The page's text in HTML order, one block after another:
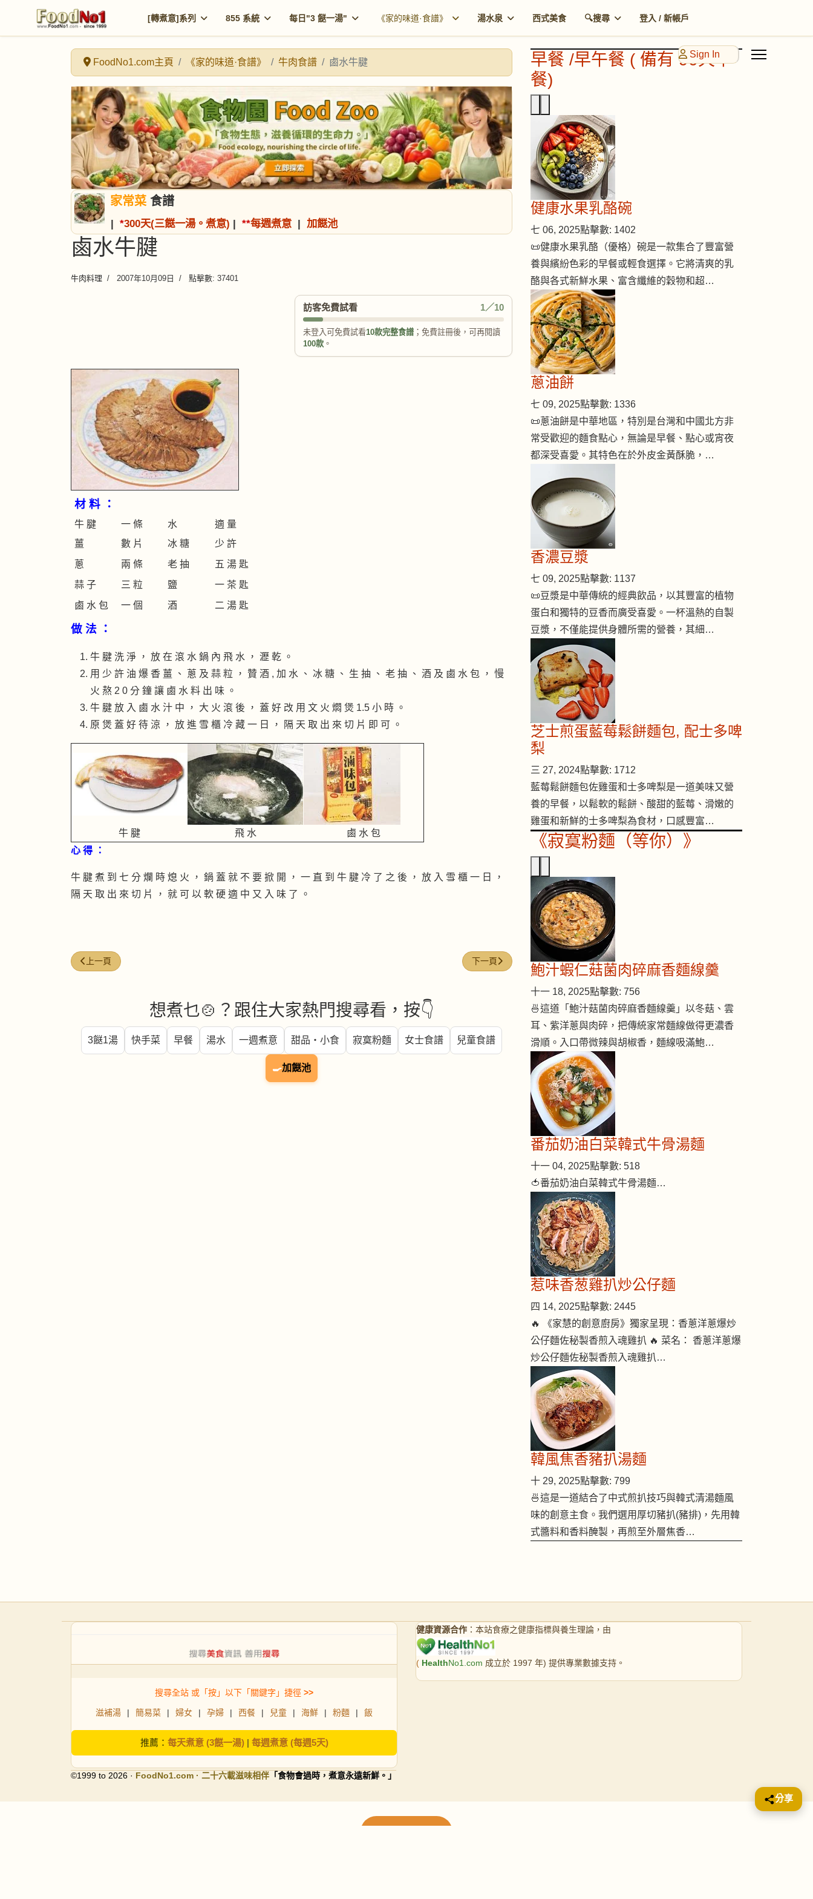
[轉煮意]系列 855 系統 每日"3 餸一湯" 《家的味道·食譜》 湯水泉 西式美食 🔍搜尋 登入 / 新帳戶
Sign In
FoodNo1.com主頁 《家的味道·食譜》 牛肉食譜 鹵水牛腱
家常菜 食譜
| *300天(三餸一湯。煮意) | **每週煮意 | 加餸池
鹵水牛腱
牛肉料理 2007年10月09日 點擊數: 37401
訪客免費試看 1／10
未登入可免費試看10款完整食譜 ；免費註冊後，可再閱讀
100款 。
材 料 ：
牛 腱 一 條 水
適 量
薑
數 片 冰 糖
少 許
蔥
兩 條 老 抽
五 湯 匙
蒜 子
三 粒 鹽
一 茶 匙
鹵 水 包
一 個 酒 二 湯 匙
做 法 ：
牛 腱 洗 淨 ， 放 在 滾 水 鍋 內 飛 水 ， 瀝 乾 。
用 少 許 油 爆 香 薑 、 蔥 及 蒜 粒 ， 贊 酒 , 加 水 、 冰 糖 、 生 抽 、 老 抽 、 酒 及 鹵 水 包 ， 慢
火 熬 2 0 分 鐘 讓 鹵 水 料 出 味 。
牛 腱 放 入 鹵 水 汁 中 ， 大 火 滾 後 ， 蓋 好 改 用 文 火 燜 煲 1.5 小 時 。
原 煲 蓋 好 待 涼 ， 放 進 雪 櫃 冷 藏 一 日 ， 隔 天 取 出 來 切 片 即 可 。
牛 腱 飛 水
鹵 水 包
心 得 ：
牛 腱 煮 到 七 分 爛 時 熄 火 ， 鍋 蓋 就 不 要 掀 開 ， 一 直 到 牛 腱 冷 了 之 後 ， 放 入 雪 櫃 一 日 ，
隔 天 取 出 來 切 片 ， 就 可 以 軟 硬 適 中 又 入 味 了 。
上一篇文章: 麻辣牛肉
上一頁 下一篇文章: 蘿蔔炆牛腩FlankBeefwithTurnips
下一頁
想煮乜🍲？跟住大家熱門搜尋看，按👇
3餸1湯 快手菜 早餐 湯水 一週煮意 甜品・小食 寂寞粉麵 女士食譜 兒童食譜
🍳加餸池
早餐 /早午餐 ( 備有 90天早
餐)
健康水果乳酪碗
七 06, 2025點擊數: 1402
📜健康水果乳酪（優格）碗是一款集合了豐富營
養與繽紛色彩的早餐或輕食選擇。它將清爽的乳
酪與各式新鮮水果、富含纖維的穀物和超…
蔥油餅
七 09, 2025點擊數: 1336
📜蔥油餅是中華地區，特別是台灣和中國北方非
常受歡迎的麵食點心，無論是早餐、點心或宵夜
都深受喜愛。其特色在於外皮金黃酥脆，…
香濃豆漿
七 09, 2025點擊數: 1137
📜豆漿是中華傳統的經典飲品，以其豐富的植物
蛋白和獨特的豆香而廣受喜愛。一杯溫熱的自製
豆漿，不僅能提供身體所需的營養，其細…
芝士煎蛋藍莓鬆餅麵包, 配士多啤
梨
三 27, 2024點擊數: 1712
藍莓鬆餅麵包佐雞蛋和士多啤梨是一道美味又營
養的早餐，以鬆軟的鬆餅、酸甜的藍莓、滑嫩的
雞蛋和新鮮的士多啤梨為食材，口感豐富…
《寂寞粉麵（等你）》
鮑汁蝦仁菇菌肉碎麻香麵線羹
十一 18, 2025點擊數: 756
🍜這道「鮑汁菇菌肉碎麻香麵線羹」以冬菇、雲
耳、紫洋蔥與肉碎，把傳統家常麵線做得更濃香
滑順。入口帶微辣與胡椒香，麵線吸滿鮑…
番茄奶油白菜韓式牛骨湯麵
十一 04, 2025點擊數: 518
🍅番茄奶油白菜韓式牛骨湯麵…
惹味香葱雞扒炒公仔麵
四 14, 2025點擊數: 2445
🔥 《家慧的創意廚房》獨家呈現：香蔥洋蔥爆炒
公仔麵佐秘製香煎入魂雞扒 🔥 菜名： 香蔥洋蔥爆
炒公仔麵佐秘製香煎入魂雞扒…
韓風焦香豬扒湯麵
十 29, 2025點擊數: 799
🍜這是一道結合了中式煎扒技巧與韓式清湯麵風
味的創意主食。我們選用厚切豬扒(豬排)，先用韓
式醬料和香料醃製，再煎至外層焦香…
搜尋全站 或「按」以下「關鍵字」捷徑 >>
滋補湯 | 簡易菜 | 婦女 | 孕婦 | 西餐 | 兒童 | 海鮮 | 粉麵 | 飯
推薦： 每天煮意 (3餸一湯)| 每週煮意 (每週5天)
©1999 to 2026 · FoodNo1.com · 二十六載滋味相伴 「食物會過時，煮意永遠新鮮。」
健康資源合作 ：本站食療之健康指標與養生理論，由
( HealthNo1.com 成立於 1997 年) 提供專業數據支持。
分享